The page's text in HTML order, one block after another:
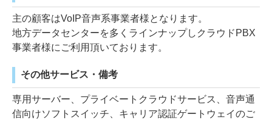
主の顧客はVoIP音声系事業者様となります。
地方データセンターを多くラインナップしクラウドPBX
事業者様にご利用頂いております。
その他サービス・備考
専用サーバー、プライベートクラウドサービス、音声通
信向けソフトスイッチ、キャリア認証ゲートウェイのご